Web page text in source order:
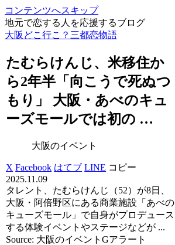
コンテンツへスキップ
地元で恋する人を応援するブログ
大阪どこ行こ？三都恋物語
たむらけんじ、米移住か
ら2年半「向こうで死ぬつ
もり」 大阪 ・あべのキュ
ーズモールでは初の …
大阪のイベント
X Facebook はてブ LINE コピー
2025.11.09
タレント、たむらけんじ（52）が8日、
大阪・阿倍野区にある商業施設「あべの
キューズモール」で自身がプロデュース
する体験イベントやステージなどが ...
Source: 大阪のイベントGアラート